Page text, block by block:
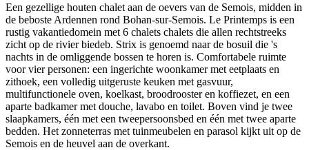
Een gezellige houten chalet aan de oevers van de Semois, midden in
de beboste Ardennen rond Bohan-sur-Semois. Le Printemps is een
rustig vakantiedomein met 6 chalets chalets die allen rechtstreeks
zicht op de rivier biedeb. Strix is genoemd naar de bosuil die 's
nachts in de omliggende bossen te horen is. Comfortabele ruimte
voor vier personen: een ingerichte woonkamer met eetplaats en
zithoek, een volledig uitgeruste keuken met gasvuur,
multifunctionele oven, koelkast, broodrooster en koffiezet, en een
aparte badkamer met douche, lavabo en toilet. Boven vind je twee
slaapkamers, één met een tweepersoonsbed en één met twee aparte
bedden. Het zonneterras met tuinmeubelen en parasol kijkt uit op de
Semois en de heuvel aan de overkant.